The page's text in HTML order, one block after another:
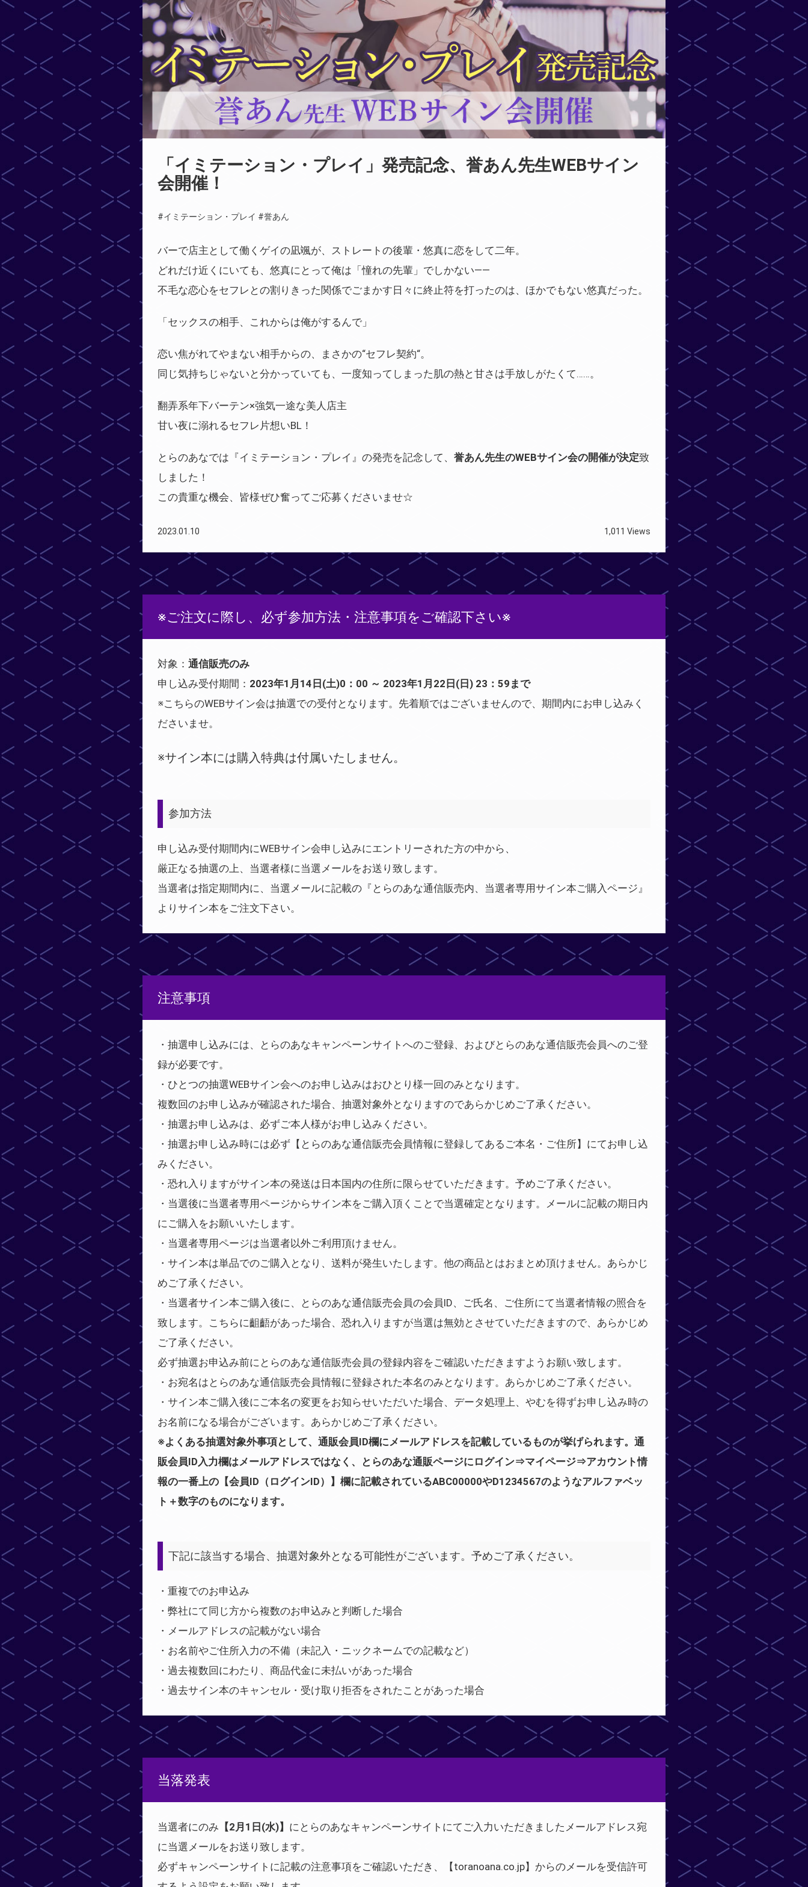
「イミテーション・プレイ」発売記念、誉あん先生WEBサイン
会開催！
#イミテーション・プレイ #誉あん
バーで店主として働くゲイの凪颯が、ストレートの後輩・悠真に恋をして二年。
どれだけ近くにいても、悠真にとって俺は「憧れの先輩」でしかない――
不毛な恋心をセフレとの割りきった関係でごまかす日々に終止符を打ったのは、ほかでもない悠真だった。
「セックスの相手、これからは俺がするんで」
恋い焦がれてやまない相手からの、まさかの“セフレ契約“。
同じ気持ちじゃないと分かっていても、一度知ってしまった肌の熱と甘さは手放しがたくて……。
翻弄系年下バーテン×強気一途な美人店主
甘い夜に溺れるセフレ片想いBL！
とらのあなでは『イミテーション・プレイ』の発売を記念して、 誉あん先生のWEBサイン会の開催が決定致
しました！
この貴重な機会、皆様ぜひ奮ってご応募くださいませ☆
2023.01.10 1,011 Views
※ご注文に際し、必ず参加方法・注意事項をご確認下さい※
対象： 通信販売のみ
申し込み受付期間： 2023年1月14日(土)0：00 ～ 2023年1月22日(日) 23：59まで
※こちらのWEBサイン会は抽選での受付となります。先着順ではございませんので、期間内にお申し込みく
ださいませ。
※サイン本には購入特典は付属いたしません。
参加方法
申し込み受付期間内にWEBサイン会申し込みにエントリーされた方の中から、
厳正なる抽選の上、当選者様に当選メールをお送り致します。
当選者は指定期間内に、当選メールに記載の『とらのあな通信販売内、当選者専用サイン本ご購入ページ』
よりサイン本をご注文下さい。
注意事項
・抽選申し込みには、とらのあなキャンペーンサイトへのご登録、およびとらのあな通信販売会員へのご登
録が必要です。
・ひとつの抽選WEBサイン会へのお申し込みはおひとり様一回のみとなります。
複数回のお申し込みが確認された場合、抽選対象外となりますのであらかじめご了承ください。
・抽選お申し込みは、必ずご本人様がお申し込みください。
・抽選お申し込み時には必ず【とらのあな通信販売会員情報に登録してあるご本名・ご住所】にてお申し込
みください。
・恐れ入りますがサイン本の発送は日本国内の住所に限らせていただきます。予めご了承ください。
・当選後に当選者専用ページからサイン本をご購入頂くことで当選確定となります。メールに記載の期日内
にご購入をお願いいたします。
・当選者専用ページは当選者以外ご利用頂けません。
・サイン本は単品でのご購入となり、送料が発生いたします。他の商品とはおまとめ頂けません。あらかじ
めご了承ください。
・当選者サイン本ご購入後に、とらのあな通信販売会員の会員ID、ご氏名、ご住所にて当選者情報の照合を
致します。こちらに齟齬があった場合、恐れ入りますが当選は無効とさせていただきますので、あらかじめ
ご了承ください。
必ず抽選お申込み前にとらのあな通信販売会員の登録内容をご確認いただきますようお願い致します。
・お宛名はとらのあな通信販売会員情報に登録された本名のみとなります。あらかじめご了承ください。
・サイン本ご購入後にご本名の変更をお知らせいただいた場合、データ処理上、やむを得ずお申し込み時の
お名前になる場合がございます。あらかじめご了承ください。
※よくある抽選対象外事項として、通販会員ID欄にメールアドレスを記載しているものが挙げられます。通
販会員ID入力欄はメールアドレスではなく、とらのあな通販ページにログイン⇒マイページ⇒アカウント情
報の一番上の【会員ID（ログインID）】欄に記載されているABC00000やD1234567のようなアルファベッ
ト＋数字のものになります。
下記に該当する場合、抽選対象外となる可能性がございます。予めご了承ください。
・重複でのお申込み
・弊社にて同じ方から複数のお申込みと判断した場合
・メールアドレスの記載がない場合
・お名前やご住所入力の不備（未記入・ニックネームでの記載など）
・過去複数回にわたり、商品代金に未払いがあった場合
・過去サイン本のキャンセル・受け取り拒否をされたことがあった場合
当落発表
当選者にのみ 【2月1日(水)】 にとらのあなキャンペーンサイトにてご入力いただきましたメールアドレス宛
に当選メールをお送り致します。
必ずキャンペーンサイトに記載の注意事項をご確認いただき、【toranoana.co.jp】からのメールを受信許可